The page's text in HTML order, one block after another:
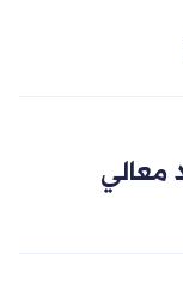
معالي